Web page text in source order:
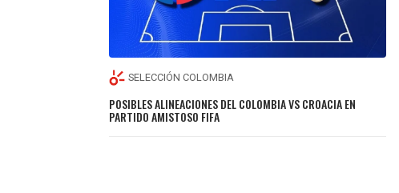
SELECCIÓN COLOMBIA
POSIBLES ALINEACIONES DEL COLOMBIA VS CROACIA EN
PARTIDO AMISTOSO FIFA